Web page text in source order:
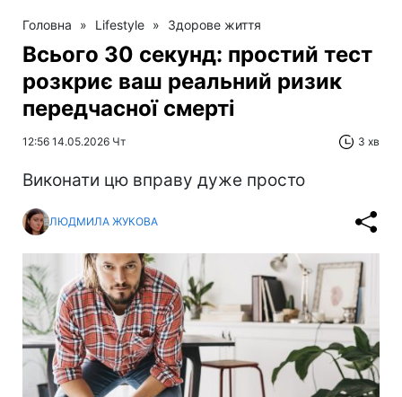
Головна » Lifestyle » Здорове життя
Всього 30 секунд: простий тест
розкриє ваш реальний ризик
передчасної смерті
12:56 14.05.2026 Чт 3 хв
Виконати цю вправу дуже просто
ЛЮДМИЛА ЖУКОВА